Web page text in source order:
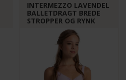
INTERMEZZO LAVENDEL
BALLETDRAGT BREDE
STROPPER OG RYNK